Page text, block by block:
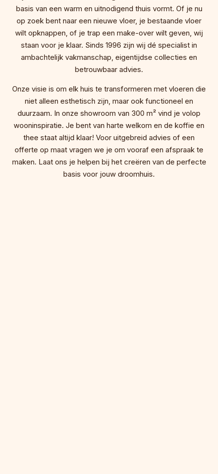
basis van een warm en uitnodigend thuis vormt. Of je nu
op zoek bent naar een nieuwe vloer, je bestaande vloer
wilt opknappen, of je trap een make-over wilt geven, wij
staan voor je klaar. Sinds 1996 zijn wij dé specialist in
ambachtelijk vakmanschap, eigentijdse collecties en
betrouwbaar advies.
Onze visie is om elk huis te transformeren met vloeren die
niet alleen esthetisch zijn, maar ook functioneel en
duurzaam. In onze showroom van 300 m² vind je volop
wooninspiratie. Je bent van harte welkom en de koffie en
thee staat altijd klaar! Voor uitgebreid advies of een
offerte op maat vragen we je om vooraf een afspraak te
maken. Laat ons je helpen bij het creëren van de perfecte
basis voor jouw droomhuis.